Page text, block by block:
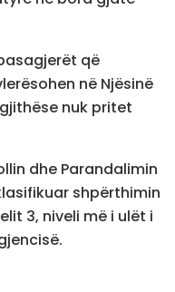
që
në Njësinë
nuk pritet
dhe Parandalimin
shpërthimin
3, niveli më i ulët i